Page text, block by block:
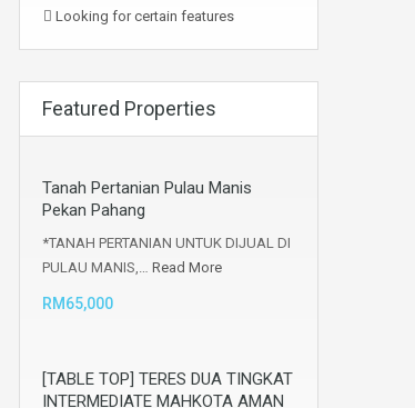
Looking for certain features
Featured Properties
Tanah Pertanian Pulau Manis
Pekan Pahang
*TANAH PERTANIAN UNTUK DIJUAL DI
PULAU MANIS,… Read More
RM65,000
[TABLE TOP] TERES DUA TINGKAT
INTERMEDIATE MAHKOTA AMAN